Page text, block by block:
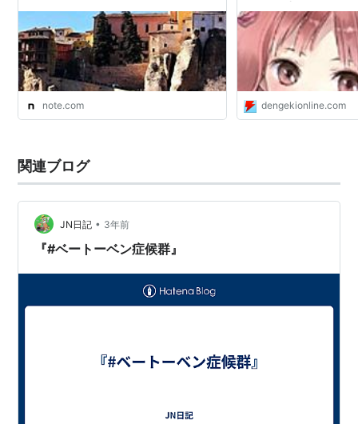
note.com dengekionline.com
関連ブログ
JN日記 • 3年前
『#ベートーベン症候群』